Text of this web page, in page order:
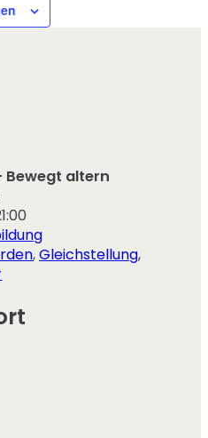
Bewegt altern
,Gleichstellung,